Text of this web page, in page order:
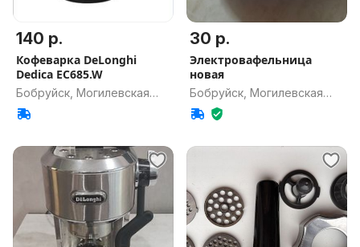
140 р.
Кофеварка DeLonghi
Dedica EC685.W
Бобруйск, Могилевская
обл.
30 р.
Электровафельница
новая
Бобруйск, Могилевская
обл.